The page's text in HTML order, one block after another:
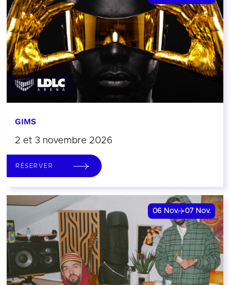
GIMS
2 et 3 novembre 2026
RÉSERVER
06 Nov. 07 Nov.